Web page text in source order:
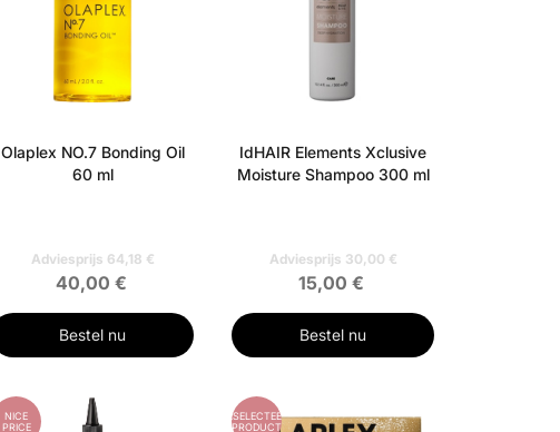
Olaplex NO.7 Bonding Oil
60 ml
Adviesprijs 64,18 €
40,00 €
Bestel nu
IdHAIR Elements Xclusive
Moisture Shampoo 300 ml
Adviesprijs 30,00 €
15,00 €
Bestel nu
NICE
PRICE
GESELECTEERD
PRODUCT